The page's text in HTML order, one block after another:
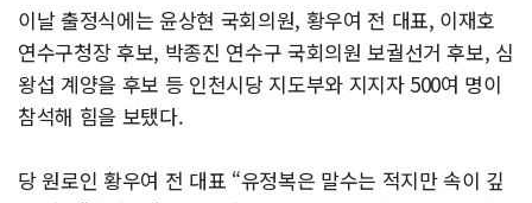
이날 출정식에는 윤상현 국회의원, 황우여 전 대표, 이재호
연수구청장 후보, 박종진 연수구 국회의원 보궐선거 후보, 심
왕섭 계양을 후보 등 인천시당 지도부와 지지자 500여 명이
참석해 힘을 보탰다.
당 원로인 황우여 전 대표 “유정복은 말수는 적지만 속이 깊